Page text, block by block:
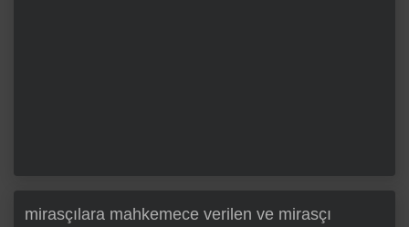
mirasçılara mahkemece verilen ve mirasçı